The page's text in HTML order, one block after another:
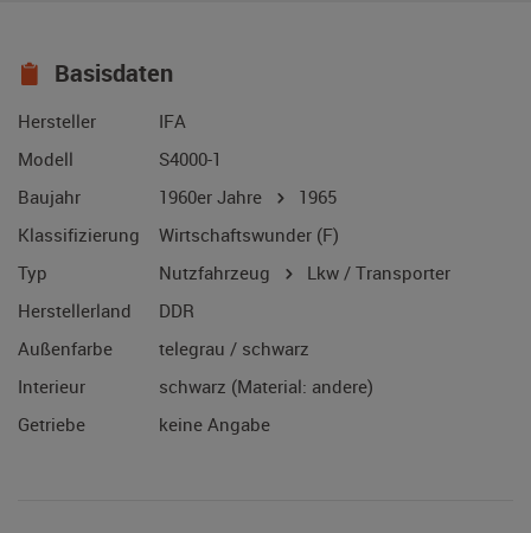
Basisdaten
Hersteller
IFA
Modell
S4000-1
Baujahr
1960er Jahre
1965
Klassifizierung
Wirtschaftswunder (F)
Typ
Nutzfahrzeug
Lkw / Transporter
Herstellerland
DDR
Außenfarbe
telegrau / schwarz
Interieur
schwarz (Material: andere)
Getriebe
keine Angabe